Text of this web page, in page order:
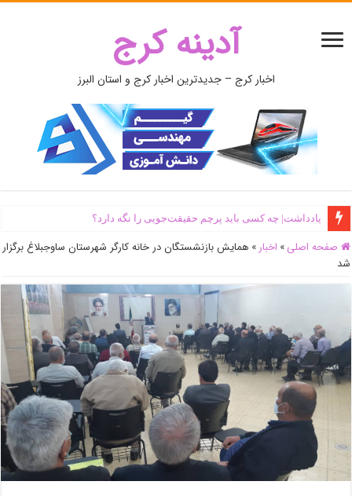
آدینه کرج
اخبار کرج – جدیدترین اخبار کرج و استان البرز
یادداشت| ‌چه کسی باید پرچم حقیقت‌جویی را نگه دارد؟
صفحه اصلی » اخبار » همایش بازنشستگان در خانه کارگر شهرستان ساوجبلاغ برگزار
شد